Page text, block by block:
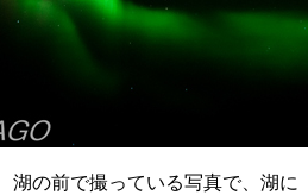
湖の前で撮っている写真で、湖に